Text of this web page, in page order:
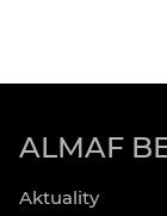
ALMAF
Aktuality